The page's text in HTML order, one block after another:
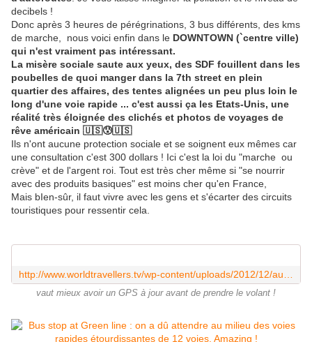
decibels !
Donc après 3 heures de pérégrinations, 3 bus différents, des kms
de marche, nous voici enfin dans le DOWNTOWN (`centre ville)
qui n'est vraiment pas intéressant.
La misère sociale saute aux yeux, des SDF fouillent dans les
poubelles de quoi manger dans la 7th street en plein
quartier des affaires, des tentes alignées un peu plus loin le
long d'une voie rapide ... c'est aussi ça les Etats-Unis, une
réalité très éloignée des clichés et photos de voyages de
rêve américain 🇺🇸😰🇺🇸
Ils n'ont aucune protection sociale et se soignent eux mêmes car
une consultation c'est 300 dollars ! Ici c'est la loi du "marche ou
crève" et de l'argent roi. Tout est très cher même si "se nourrir
avec des produits basiques" est moins cher qu'en France,
Mais bIen-sûr, il faut vivre avec les gens et s'écarter des circuits
touristiques pour ressentir cela.
vaut mieux avoir un GPS à jour avant de prendre le volant !